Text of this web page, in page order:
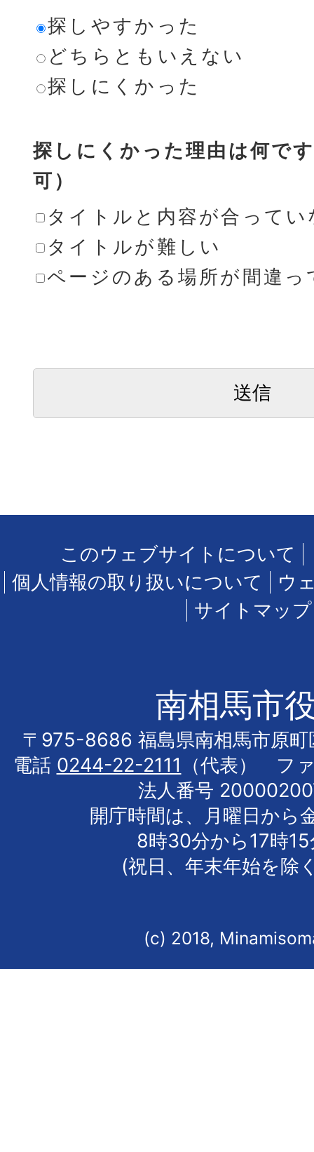
探しやすかった
どちらともいえない
探しにくかった
探しにくかった理由は何で
可）
タイトルと内容が合ってい
タイトルが難しい
ページのある場所が間違っ
このウェブサイトについて
個人情報の取り扱いについて
ウ
サイトマップ
南相馬市
〒975-8686 福島県南相馬市原町
電話 0244-22-2111
（代表） フ
法人番号
開庁時間は、月曜日から
8時30分から17時
(祝日、年末年始を除
(c) 2018,